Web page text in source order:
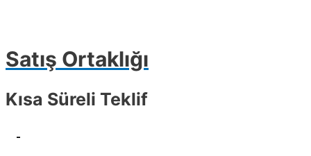
Satış Ortaklığı
Kısa Süreli Teklif
-